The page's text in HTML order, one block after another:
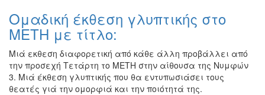
Διημερίδες
Σεμινάρια-
Διαλέξεις-
Ομιλίες
Διάφορες
Εκθέσεις
Ομαδική έκθεση γλυπτικής στο
ΜΕΤΗ με τίτλο:
Μιά εκθεση διαφορετική από κάθε άλλη προβάλλει από
την προσεχή Τετάρτη το ΜΕΤΗ στην αίθουσα της Νυμφών
3. Μιά έκθεση γλυπτικής που θα εντυπωσιάσει τους
θεατές γιά την ομορφιά και την ποιότητά της.